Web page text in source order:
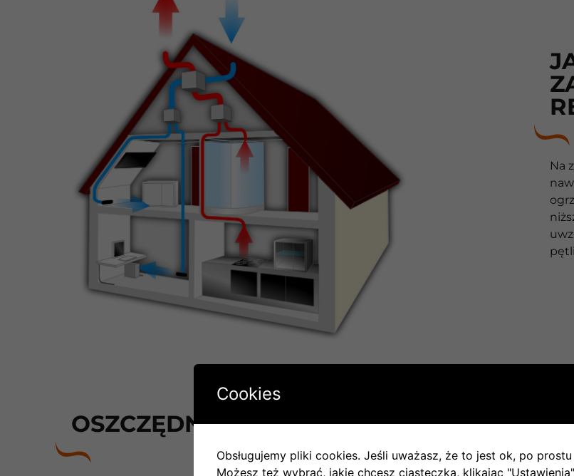
Na
OSZCZĘDNOŚCI NA ETAPIE INWESTYCJI
Cookies
Obsługujemy pliki cookies. Jeśli uważasz, że to jest ok, po
Możesz też wybrać, jakie chcesz ciasteczka, klikając